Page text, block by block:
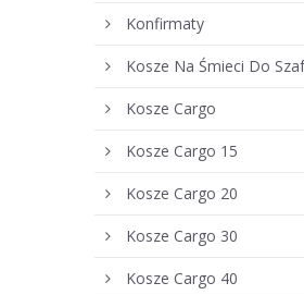
Konfirmaty
Kosze Na Śmieci Do
Kosze Cargo
Kosze Cargo 15
Kosze Cargo 20
Kosze Cargo 30
Kosze Cargo 40